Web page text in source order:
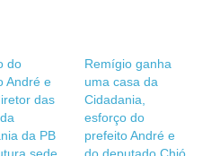
do
André e
das
da PB
Remígio ganha
uma casa da
Cidadania,
esforço do
prefeito André e